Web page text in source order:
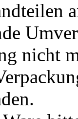
nicht